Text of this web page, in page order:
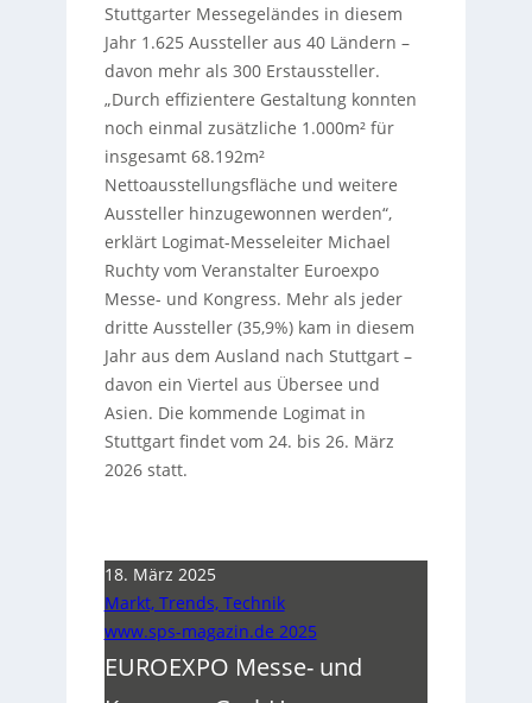
Stuttgarter Messegeländes in diesem
Jahr 1.625 Aussteller aus 40 Ländern –
davon mehr als 300 Erstaussteller.
„Durch effizientere Gestaltung konnten
noch einmal zusätzliche 1.000m² für
insgesamt 68.192m²
Nettoausstellungsfläche und weitere
Aussteller hinzugewonnen werden“,
erklärt Logimat-Messeleiter Michael
Ruchty vom Veranstalter Euroexpo
Messe- und Kongress. Mehr als jeder
dritte Aussteller (35,9%) kam in diesem
Jahr aus dem Ausland nach Stuttgart –
davon ein Viertel aus Übersee und
Asien. Die kommende Logimat in
Stuttgart findet vom 24. bis 26. März
2026 statt.
18. März 2025
Markt, Trends, Technik
www.sps-magazin.de 2025
EUROEXPO Messe- und